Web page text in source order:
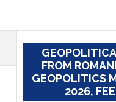
FROM
GEOPOLITICS
2026,